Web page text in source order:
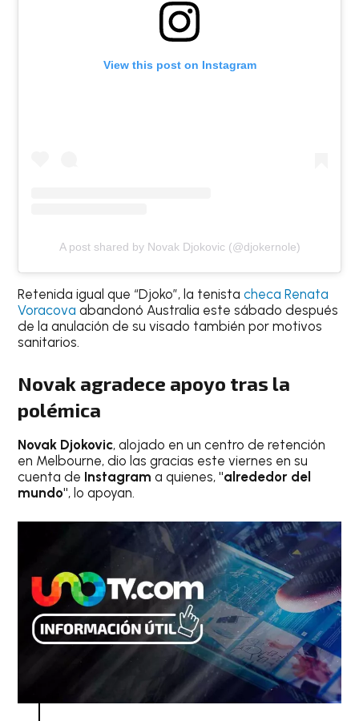
View this post on Instagram
A post shared by Novak Djokovic (@djokernole)
Retenida igual que “Djoko”, la tenistacheca Renata
Voracova abandonó Australia este sábado después
de la anulación de su visado también por motivos
sanitarios.
Novak agradece apoyo tras la
polémica
Novak Djokovic, alojado en un centro de retención
en Melbourne, dio las gracias este viernes en su
cuenta de Instagram a quienes,"alrededor del
mundo", lo apoyan.